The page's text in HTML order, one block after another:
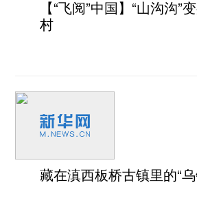
【“飞阅”中国】“山沟沟”
村
藏在滇西板桥古镇里的“